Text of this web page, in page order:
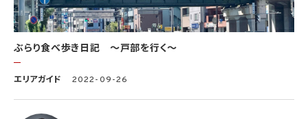
ぶらり食べ歩き日記 〜戸部を行く〜
エリアガイド 2022-09-26